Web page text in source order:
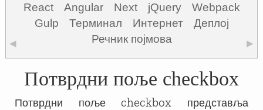
React
Angular Next jQuery
Webpack
Gulp
Терминал Интернет
Деплој
Речник појмова
◀ ▶
Потврдни поље checkbox
Потврдни поље checkbox представља